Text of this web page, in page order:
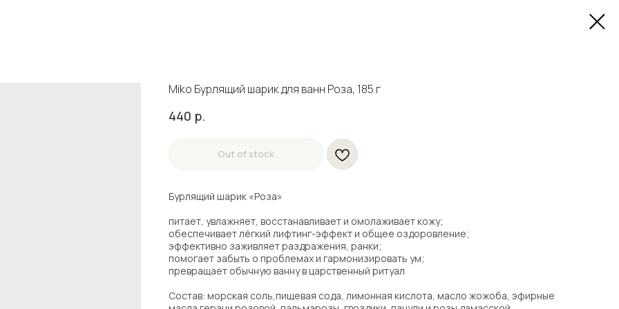
Miko Бурлящий шарик для ванн Роза, 185 г
440 р.
Out of stock
Бурлящий шарик «Роза»
питает, увлажняет, восстанавливает и омолаживает кожу;
обеспечивает лёгкий лифтинг-эффект и общее оздоровление;
эффективно заживляет раздражения, ранки;
помогает забыть о проблемах и гармонизировать ум;
превращает обычную ванну в царственный ритуал
Состав: морская соль,пищевая сода, лимонная кислота, масло жожоба, эфирные